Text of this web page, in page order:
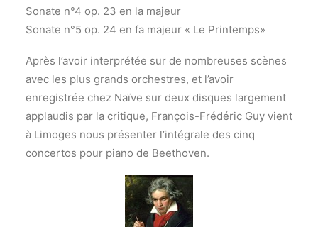
Sonate n°4 op. 23 en la majeur
Sonate n°5 op. 24 en fa majeur « Le Printemps»
Après l’avoir interprétée sur de nombreuses scènes
avec les plus grands orchestres, et l’avoir
enregistrée chez Naïve sur deux disques largement
applaudis par la critique, François-Frédéric Guy vient
à Limoges nous présenter l’intégrale des cinq
concertos pour piano de Beethoven.